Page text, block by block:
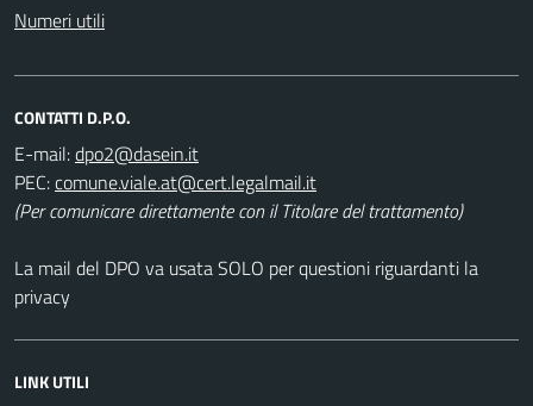
Numeri utili
CONTATTI D.P.O.
E-mail:
PEC:
(Per comunicare direttamente con il Titolare del trattamento)
La mail del DPO va usata SOLO per questioni riguardanti la
privacy
LINK UTILI